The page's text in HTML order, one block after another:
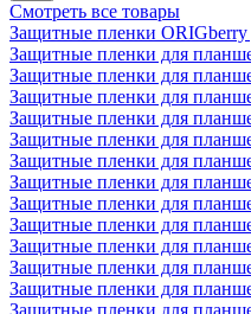
Смотреть все товары
Защитные пленки ORIGberry
Защитные пленки для
Защитные пленки для
Защитные пленки для
Защитные пленки для
Защитные пленки для
Защитные пленки для
Защитные пленки для
Защитные пленки для
Защитные пленки для
Защитные пленки для
Защитные пленки для
Защитные пленки для
Защитные пленки для